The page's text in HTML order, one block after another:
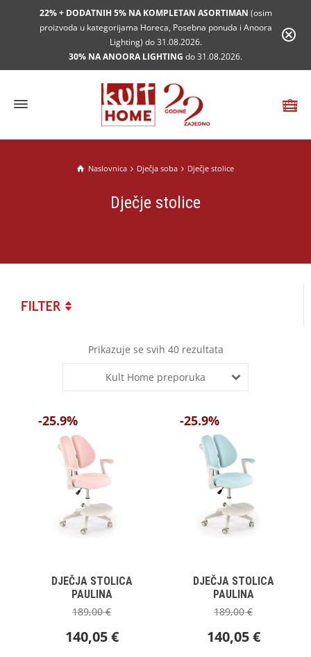
22% + DODATNIH 5% NA KOMPLETAN ASORTIMAN (osim
proizvoda u kategorijama Horeca, Posebna ponuda i Anoora
Lighting) do 31.08.2026.
30% NA ANOORA LIGHTING do 31.08.2026.
Naslovnica Dječja soba Dječje stolice
Dječje stolice
Prikazuje se svih 40 rezultata
Kult Home preporuka
-25.9%
DJEČJA STOLICA
PAULINA
189,00€
140,05€
-25.9%
DJEČJA STOLICA
PAULINA
189,00€
140,05€